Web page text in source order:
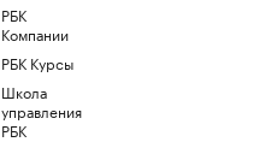
РБК
Компании
РБК Курсы
Школа
управления
РБК